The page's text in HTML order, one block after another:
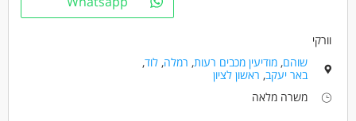
וורקי
שוהם,מודיעין מכבים רעות, רמלה,לוד,
באר יעקב, ראשון לציון
משרה מלאה